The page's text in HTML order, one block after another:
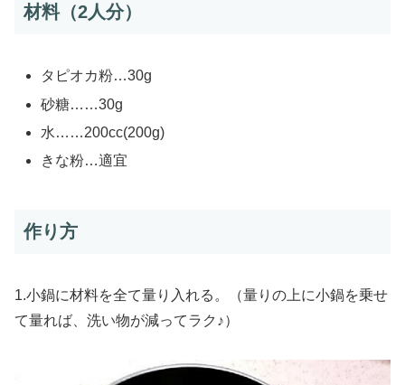
材料（2人分）
タピオカ粉…30g
砂糖……30g
水……200cc(200g)
きな粉…適宜
作り方
1.小鍋に材料を全て量り入れる。（量りの上に小鍋を乗せ
て量れば、洗い物が減ってラク♪）